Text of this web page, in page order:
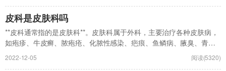
皮科是皮肤科吗
**皮科通常指的是皮肤科**。皮肤科属于外科，主要治疗各种皮肤病，
如疱疹、牛皮癣、脓疱疮、化脓性感染、疤痕、鱼鳞病、腋臭、青春
2022-12-05 阅读(5320)